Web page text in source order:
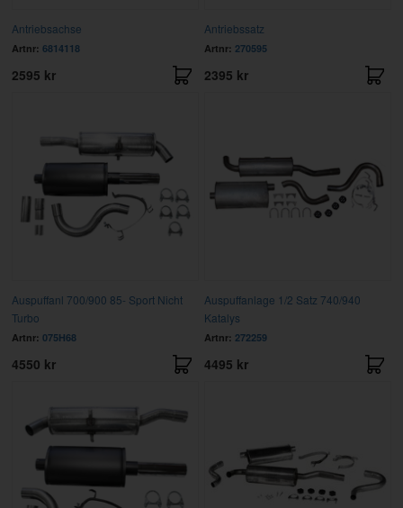
Antriebsachse
Artnr: 6814118
2595 kr
Antriebssatz
Artnr: 270595
2395 kr
Auspuffanl 700/900 85- Sport Nicht
Turbo
Artnr: 075H68
4550 kr
Auspuffanlage 1/2 Satz 740/940
Katalys
Artnr: 272259
4495 kr